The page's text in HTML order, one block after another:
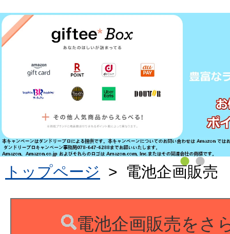
トップページ > 電池企画販売
電池企画販売をさ